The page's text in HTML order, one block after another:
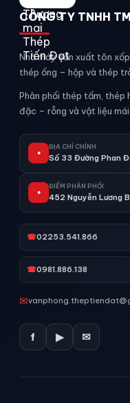
CÔNG TY TNHH
Nhà máy sản xuất tôn
thép ống – hộp và thép
Phân phối thép tấm, thép
đặc – rỗng và vật liệu mái
●
ĐỊA CHỈ CHÍNH
Số 33 Đường Phan
●
ĐIỂM PHÂN PHỐI
452 Nguyễn Lương
☎02253.541.866
☎0981.886.138
✉
f ▶ ✉